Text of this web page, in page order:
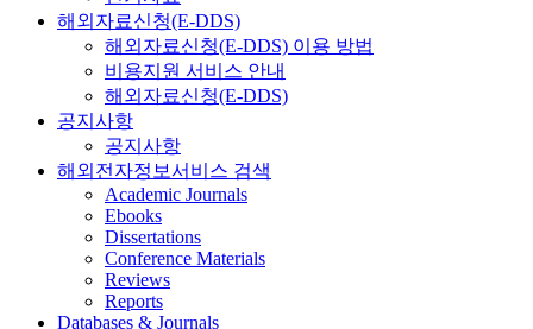
해외자료신청(E-DDS)
해외자료신청(E-DDS) 이용 방법
비용지원 서비스 안내
해외자료신청(E-DDS)
공지사항
공지사항
해외전자정보서비스 검색
Academic Journals
Ebooks
Dissertations
Conference Materials
Reviews
Reports
Databases & Journals